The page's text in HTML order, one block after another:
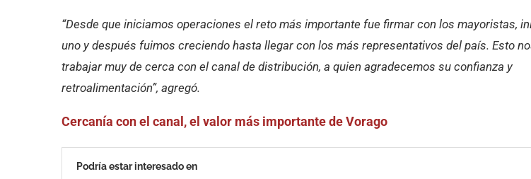
“Desde que iniciamos operaciones el reto más importante fue firmar con los mayoristas,
uno y después fuimos creciendo hasta llegar con los más representativos del país. Esto
trabajar muy de cerca con el canal de distribución, a quien agradecemos su confianza y
retroalimentación”, agregó.
Cercanía con el canal, el valor más importante de Vorago
Podría estar interesado en